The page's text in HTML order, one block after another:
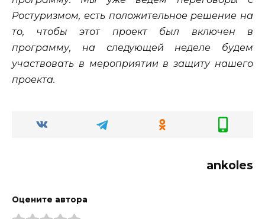
Ростуризмом, есть положительное решение на
то, чтобы этот проект был включен в
программу, на следующей неделе будем
участвовать в мероприятии в защиту нашего
проекта.
ankoles
Оцените автора